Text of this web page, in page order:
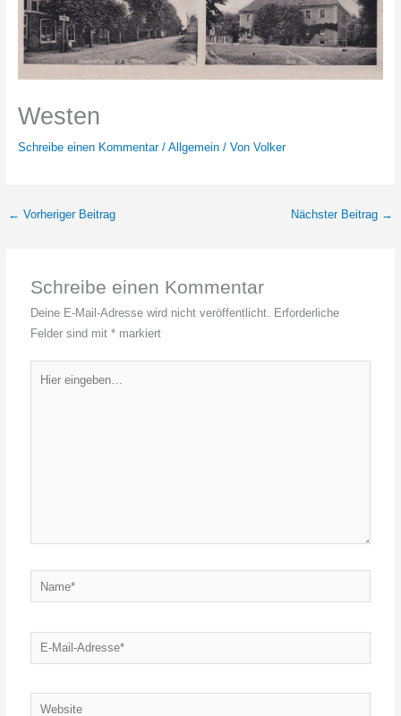
Westen
Schreibe einen Kommentar / Allgemein/ Von Volker
← Vorheriger Beitrag Nächster Beitrag →
Schreibe einen Kommentar
Deine E-Mail-Adresse wird nicht veröffentlicht. Erforderliche
Felder sind mit* markiert
eingeben…
Name*
E-
Mail-
Website